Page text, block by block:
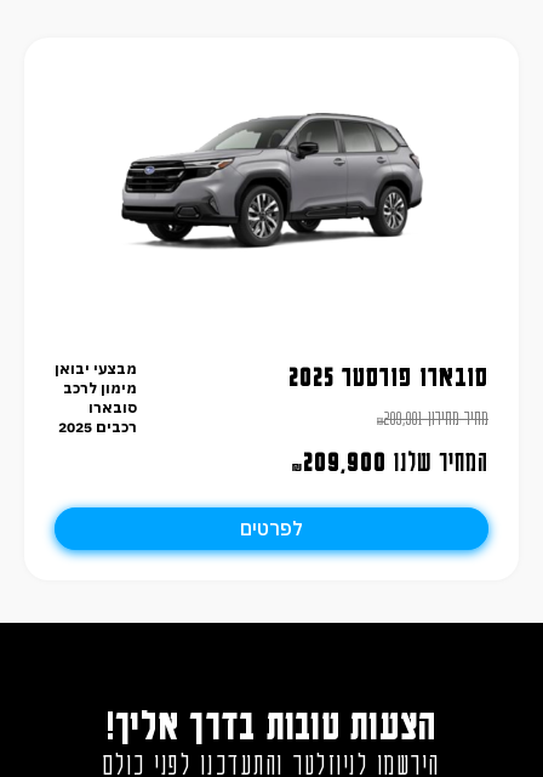
סובארו פורסטר 2025
מחיר מחירון ₪209,901
המחיר שלנו ₪209,900
מבצעי יבואן
מימון לרכב
סובארו
רכבים 2025
לפרטים
הצעות טובות בדרך אליך!
הירשמו לניוזלטר והתעדכנו לפני כולם